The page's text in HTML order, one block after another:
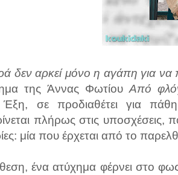
δεν αρκεί μόνο η αγάπη για να
της Άννας Φωτίου Από
Έξη, σε προδιαθέτει για
πλήρως στις υποσχέσεις,
μία που έρχεται από το
ένα ατύχημα φέρνει στο